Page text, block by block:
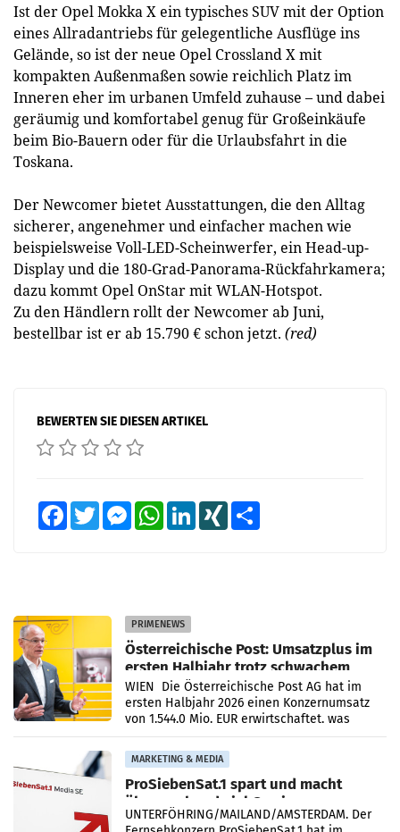
Ist der Opel Mokka X ein typisches SUV mit der Option
eines Allradantriebs für gelegentliche Ausflüge ins
Gelände, so ist der neue Opel Crossland X mit
kompakten Außenmaßen sowie reichlich Platz im
Inneren eher im urbanen Umfeld zuhause – und dabei
geräumig und komfortabel genug für Großeinkäufe
beim Bio-Bauern oder für die Urlaubsfahrt in die
Toskana.
Der Newcomer bietet Ausstattungen, die den Alltag
sicherer, angenehmer und einfacher machen wie
beispielsweise Voll-LED-Scheinwerfer, ein Head-up-
Display und die 180-Grad-Panorama-Rückfahrkamera;
dazu kommt Opel OnStar mit WLAN-Hotspot.
Zu den Händlern rollt der Newcomer ab Juni,
bestellbar ist er ab 15.790 € schon jetzt. (red)
BEWERTEN SIE DIESEN ARTIKEL
FacebookTwitter MessengerWhatsAppLinkedInXING
PRIMENEWS
Österreichische Post: Umsatzplus im
ersten Halbjahr trotz schwachem
Briefgeschäft
WIEN Die Österreichische Post AG hat im
ersten Halbjahr 2026 einen Konzernumsatz
von 1.544,0 Mio. EUR erwirtschaftet, was
einem Plus von 3,8 Prozent gegenüber dem
Vergleichszeitraum
MARKETING & MEDIA
ProSiebenSat.1 spart und macht
überraschend viel Gewinn
UNTERFÖHRING/MAILAND/AMSTERDAM. Der